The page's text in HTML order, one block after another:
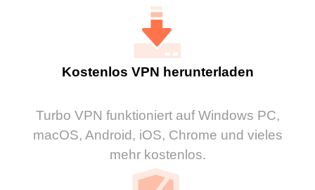
Kostenlos VPN herunterladen
Turbo VPN funktioniert auf Windows PC,
macOS, Android, iOS, Chrome und vieles
mehr kostenlos.